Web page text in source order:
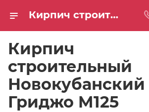
Кирпич строительный Новокубанский Гриджо M125: цены и доставка — интернет-магазин СТС
Кирпич
строительный
Новокубанский
Гриджо M125